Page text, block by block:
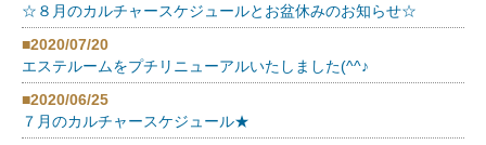
☆８月のカルチャースケジュールとお盆休みのお知らせ☆
■2020/07/20
エステルームをプチリニューアルいたしました(^^♪
■2020/06/25
７月のカルチャースケジュール★